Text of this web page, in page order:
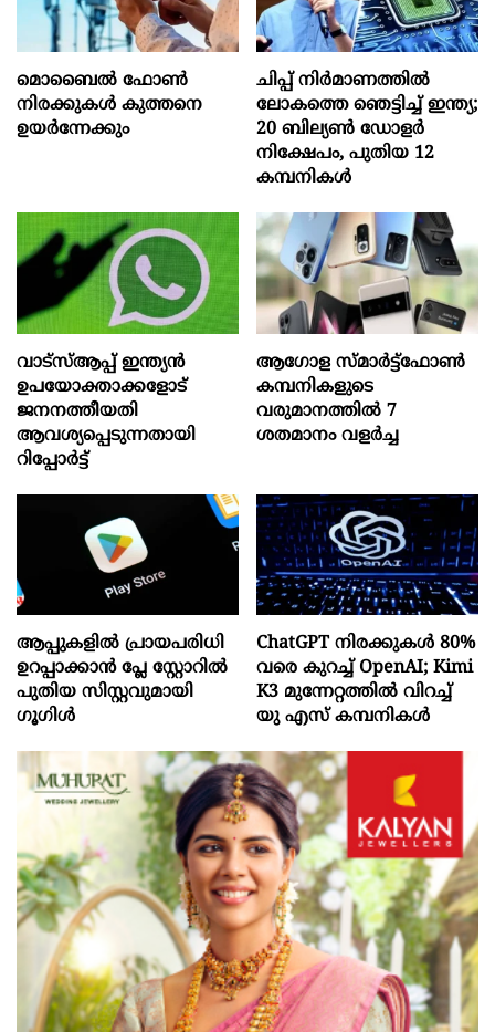
മൊബൈല്‍ ഫോണ്‍
നിരക്കുകള്‍ കുത്തനെ
ഉയര്‍ന്നേക്കും
ചിപ്പ് നിർമാണത്തിൽ
ലോകത്തെ ഞെട്ടിച്ച് ഇന്ത്യ;
20 ബില്യൺ ഡോളർ
നിക്ഷേപം, പുതിയ 12
കമ്പനികൾ
വാട്‌സ്ആപ്പ് ഇന്ത്യൻ
ഉപയോക്താക്കളോട്
ജനനത്തീയതി
ആവശ്യപ്പെടുന്നതായി
റിപ്പോർട്ട്
ആഗോള സ്‌മാർട്ട്‌ഫോൺ
കമ്പനികളുടെ
വരുമാനത്തിൽ 7
ശതമാനം വളർച്ച
ആപ്പുകളിൽ പ്രായപരിധി
ഉറപ്പാക്കാൻ പ്ലേ സ്റ്റോറിൽ
പുതിയ സിസ്റ്റവുമായി
ഗൂഗിൾ
ChatGPT നിരക്കുകൾ 80%
വരെ കുറച്ച് OpenAI; Kimi
K3 മുന്നേറ്റത്തിൽ വിറച്ച്
യു എസ് കമ്പനികൾ